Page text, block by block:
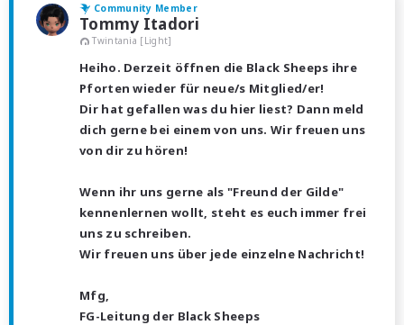
Community Member
Tommy Itadori
Twintania [Light]
Heiho. Derzeit öffnen die Black Sheeps ihre
Pforten wieder für neue/s Mitglied/er!
Dir hat gefallen was du hier liest? Dann meld
dich gerne bei einem von uns. Wir freuen uns
von dir zu hören!
Wenn ihr uns gerne als "Freund der Gilde"
kennenlernen wollt, steht es euch immer frei
uns zu schreiben.
Wir freuen uns über jede einzelne Nachricht!
Mfg,
FG-Leitung der Black Sheeps